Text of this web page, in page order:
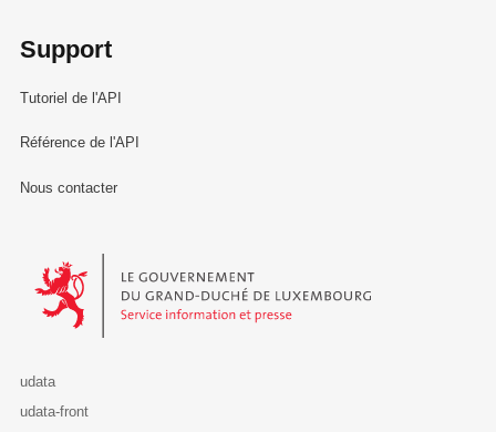
Support
Tutoriel de l'API
Référence de l'API
Nous contacter
Le Gouvernement du Grand-Duché de Luxembourg - Service
udata
udata-front